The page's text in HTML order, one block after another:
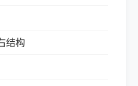
结构